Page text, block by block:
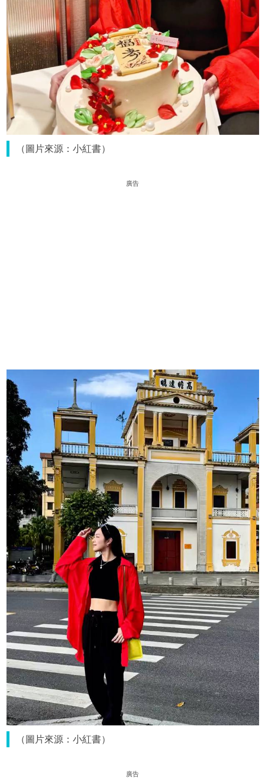
（圖片來源：小紅書）
廣告
（圖片來源：小紅書）
廣告